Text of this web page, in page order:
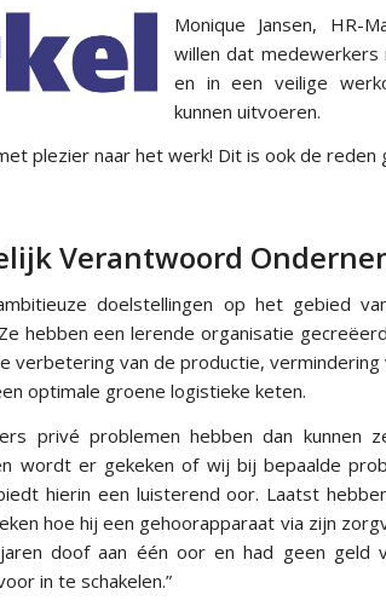
Monique Jansen, HR-
willen dat
en in een veilige
kunnen uitvoeren.
plezier naar het werk! Dit is ook de
Verantwoord
doelstellingen op het gebied
hebben een lerende organisatie
verbetering van de productie,
optimale groene logistieke keten.
privé problemen hebben dan
wordt er gekeken of wij bij bepaalde
hierin een luisterend oor. Laatst
hoe hij een gehoorapparaat via zijn
doof aan één oor en had geen geld
in te schakelen.”